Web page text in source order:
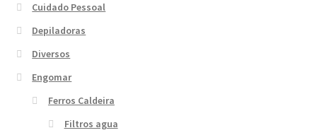
Cuidado Pessoal
Depiladoras
Diversos
Engomar
Ferros Caldeira
Filtros agua